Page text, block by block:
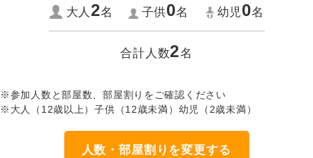
大人2名 子供0名 幼児0名
合計人数2名
※参加人数と部屋数、部屋割りをご確認ください
※大人（12歳以上）子供（12歳未満）幼児（2歳未満）
人数・部屋割りを変更する